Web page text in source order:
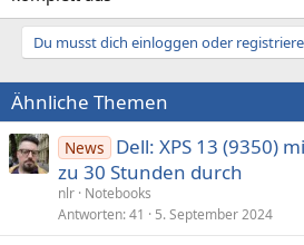
Du musst dich einloggen oder
Ähnliche Themen
News
Dell: XPS 13 (9350)
zu 30 Stunden durch
nlr Notebooks
Antworten 41 5. September 2024